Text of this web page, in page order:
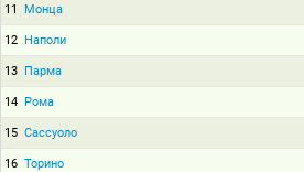
11 Монца
12 Наполи
13 Парма
14 Рома
15 Сассуоло
16 Торино